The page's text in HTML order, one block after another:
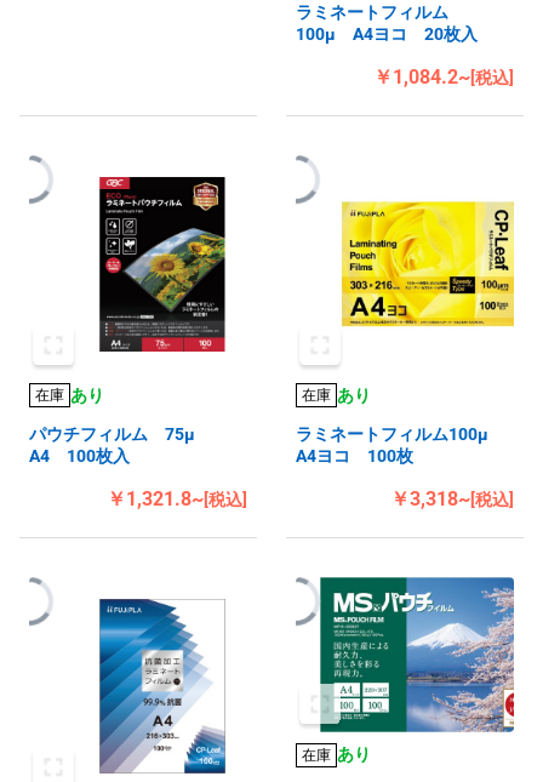
ラミネートフィルム
100μ A4ヨコ 20枚入
￥1,084.2~[税込]
在庫 あり
パウチフィルム 75μ
A4 100枚入
￥1,321.8~[税込]
在庫 あり
ラミネートフィルム100μ
A4ヨコ 100枚
￥3,318~[税込]
在庫 あり